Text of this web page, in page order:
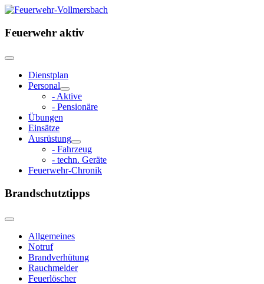
Feuerwehr aktiv
Dienstplan
Personal
- Aktive
- Pensionäre
Übungen
Einsätze
Ausrüstung
- Fahrzeug
- techn. Geräte
Feuerwehr-Chronik
Brandschutztipps
Allgemeines
Notruf
Brandverhütung
Rauchmelder
Feuerlöscher